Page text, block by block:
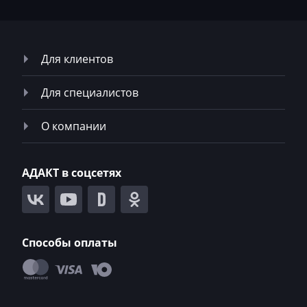
McCormick
Mecalac
Mercury
Merlo
Metso
Minelli
Mini
Для клиентов
Для специалистов
О компании
АДАКТ в соцсетях
Способы оплаты